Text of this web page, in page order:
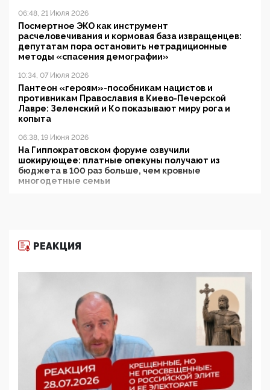
06:48, 21 Июля 2026
Посмертное ЭКО как инструмент
расчеловечивания и кормовая база извращенцев:
депутатам пора остановить нетрадиционные
методы «спасения демографии»
10:34, 07 Июля 2026
Пантеон «героям»-пособникам нацистов и
противникам Православия в Киево-Печерской
Лавре: Зеленский и Ко показывают миру рога и
копыта
06:38, 19 Июня 2026
На Гиппократовском форуме озвучили
шокирующее: платные опекуны получают из
бюджета в 100 раз больше, чем кровные
многодетные семьи
11:53, 09 Июня 2026
деятельность ИИТО ЮНЕСКО в России, но
цифроглобалисты продолжают определять
повестку в образовании
09:43, 01 Июня 2026
5G за счет здоровья граждан: Минцифры намерено
отобрать у регионов и муниципалитетов право
защищать жилые дома и социальные объекты от
05:58, 26 Мая 2026
РЕАКЦИЯ